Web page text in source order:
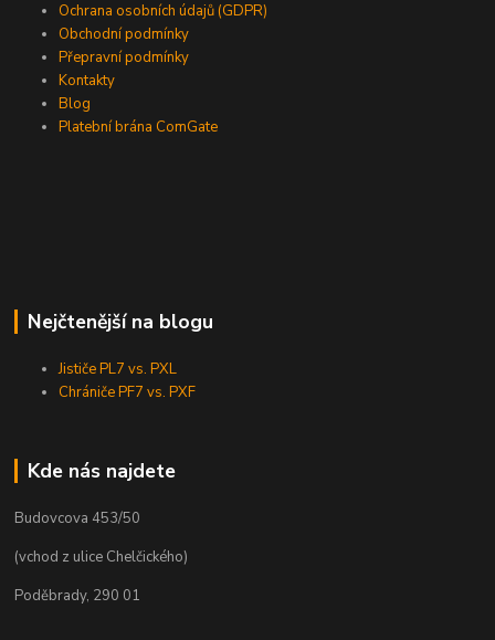
Ochrana osobních údajů (GDPR)
Obchodní podmínky
Přepravní podmínky
Kontakty
Blog
Platební brána ComGate
Nejčtenější na blogu
Jističe PL7 vs. PXL
Chrániče PF7 vs. PXF
Kde nás najdete
Budovcova 453/50
(vchod z ulice Chelčického)
Poděbrady, 290 01